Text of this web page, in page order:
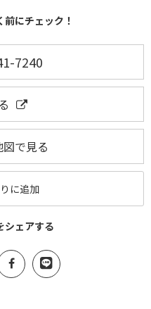
にチェック！
7240
で見る
に追加
シェアする